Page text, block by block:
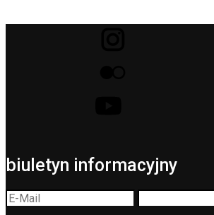
biuletyn informacyjny